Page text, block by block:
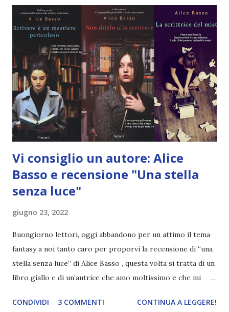
onesta e sincera. Titolo: Le aquile della notte Autore: Alice
Basso Editore: Garzanti Pubblicazione: 16 maggio 2023
Pagine: 360 "Langhe, 1935. La fuliggine delle fabbriche lascia
il posto al dolce profilo delle colline infiammate dai colori
dell'autunno. Mentre guarda il paesaggio che scorre dal
finestrino del treno, Anita sa che ad attenderla non è una
vacanza, ma una trasferta di la...
Vi consiglio un autore: Alice
Basso e recensione "Una stella
senza luce"
giugno 23, 2022
Buongiorno lettori, oggi abbandono per un attimo il tema
fantasy a noi tanto caro per proporvi la recensione di “una
stella senza luce” di Alice Basso , questa volta si tratta di un
libro giallo e di un’autrice che amo moltissimo e che mi
come traduttrice, redattrice e valuta le proposte editoriali,
CONDIVIDI 3 COMMENTI CONTINUA A LEGGERE!